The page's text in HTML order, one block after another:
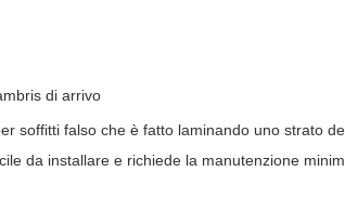
di arrivo
soffitti falso che è fatto laminando uno strato
da installare e richiede la manutenzione